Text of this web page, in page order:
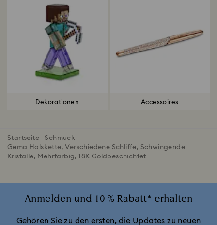
Dekorationen Accessoires
Startseite
Schmuck
Gema Halskette, Verschiedene Schliffe, Schwingende
Kristalle, Mehrfarbig, 18K Goldbeschichtet
Anmelden und 10 % Rabatt* erhalten
Gehören Sie zu den ersten, die Updates zu neuen